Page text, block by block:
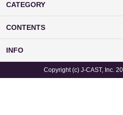
CATEGORY
CONTENTS
INFO
Copyright (c) J-CAST, Inc.